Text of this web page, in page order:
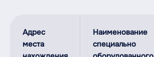
Адрес
места
Наименование
специально